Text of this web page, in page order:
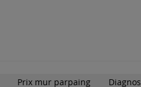
Prix mur parpaing